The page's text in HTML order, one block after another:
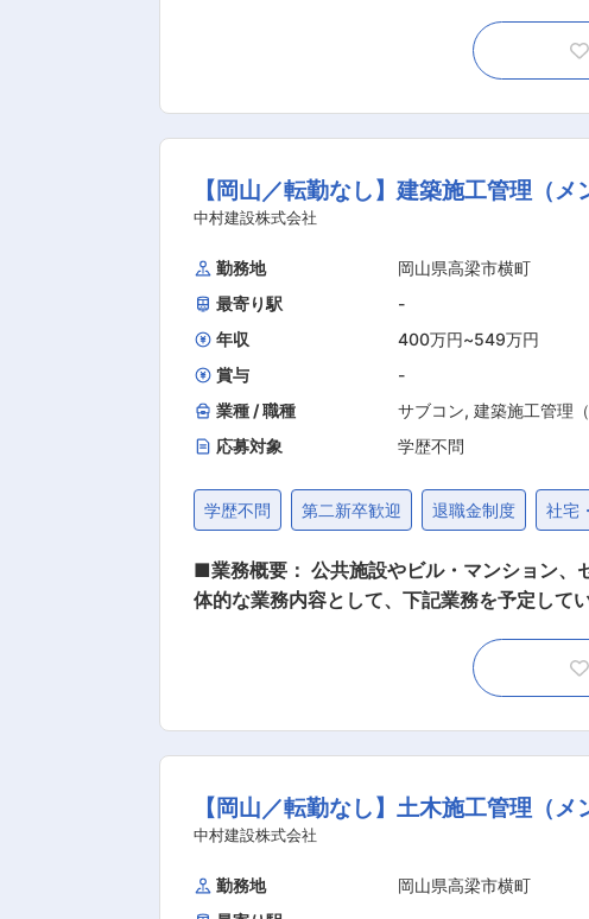
工設備、ツールレイアウトなどを提案。受
ども対応いただきます。仕入先加工の場合
とができます。 ・カフェテリアプラン制度
育児休業取得率97%、子育てしながら働く女性
ルメーカーで世界を相手に長期間安心してキ
家に大きな影響を及ぼしていている「
識し、その育成に積極投資を行ってきたこと
バル」。売上の60％以上を海外が締め、約
す。 変更の範囲：会社の定める業務
【岡山／転勤なし】建築施工管理（
中村建設株式会社
勤務地
岡山県高梁市横町
最寄り駅
-
年収
400万円~549万円
賞与
-
業種 / 職種
サブコン, 建築施工管理
応募対象
学歴不問
学歴不問 第二新卒歓迎 退職金制度 社宅
■業務概要： 公共施設やビル・マンション、セブ
体的な業務内容として、下記業務を予定しています。 ・高梁市や岡山県、周辺近県を対象とした建築工事の施工管理 ・工
を考慮しながら、当面の業務内容を決定していきます。 ■募集背景：毎年、着実な売上成長を遂げていますが、こ
県内はもとより、兵庫県、山陰、四国、広島など広範囲になってきました。 その拡
行動するように後押ししています。 歴史ある企業ですが、近年では社内プロジェクト会議を設立して社内改革の実施や、コンプライアンス研
修、ISOコンサルタント・安全衛生コンサル
【岡山／転勤なし】土木施工管理（
中村建設株式会社
勤務地
岡山県高梁市横町